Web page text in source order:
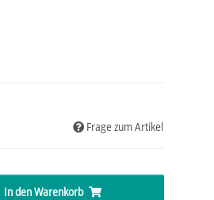
Frage zum Artikel
In den Warenkorb